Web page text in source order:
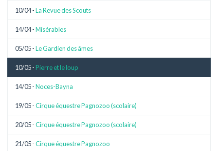
10/04 -La Revue des Scouts
14/04 -Misérables
05/05 -Le Gardien des âmes
10/05 - Pierre et le loup
14/05 -Noces-Bayna
19/05 -Cirque équestre Pagnozoo (scolaire)
20/05 -Cirque équestre Pagnozoo (scolaire)
21/05 -Cirque équestre Pagnozoo